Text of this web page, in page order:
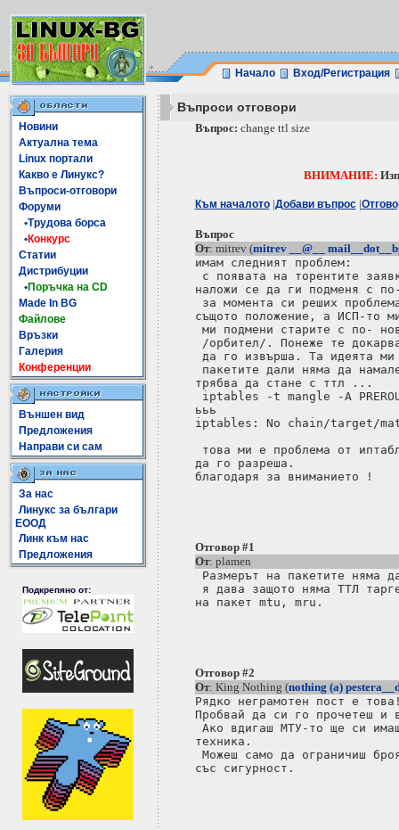
Начало Вход/Регистрация
Новини
Актуална тема
Linux портали
Какво е Линукс?
Въпроси-отговори
Форуми
•Трудова борса
•Конкурс
Статии
Дистрибуции
•Поръчка на CD
Made In BG
Файлове
Връзки
Галерия
Конференции
Външен вид
Предложения
Направи си сам
За нас
Линукс за българи
ЕООД
Линк към нас
Предложения
Подкрепяно от:
Въпроси отговори
Въпрос: change ttl size
ВНИМАНИЕ:
Към началото|Добави въпрос|
Въпрос
От: mitrev (mitrev __@__
имам следният проблем:
с появата на торентите
наложи се да ги подменя с
за момента си реших
същото положение, а ИСП-то
ми подмени старите с по-
/орбител/. Понеже те
да го извърша. Та идеята
пакетите дали няма да
трябва да стане с ттл ...
iptables -t mangle -A
ььь
iptables: No chain/target/
това ми е проблема от
да го разреша.
благодаря за вниманието !
Отговор #1
От: plamen
Размерът на пакетите няма
я дава защото няма ТТЛ
на пакет mtu, mru.
Отговор #2
От: King Nothing (nothing (a)
Рядко неграмотен пост е
Пробвай да си го прочетеш и
Ако вдигаш МТУ-то ще си
техника.
Можеш само да ограничиш
със сигурност.